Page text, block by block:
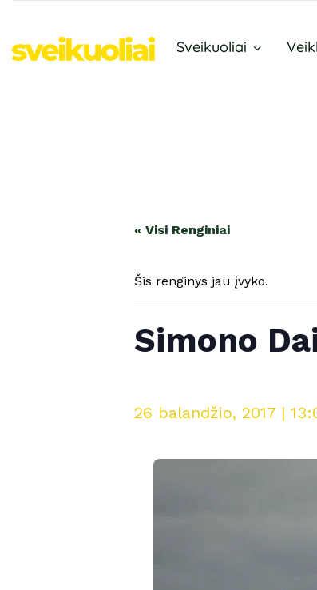
Sveikuoliai
« Visi Renginiai
Šis renginys jau įvyko.
Simono
26 balandžio, 2017 |